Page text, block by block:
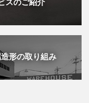
スのご紹介
形の取り組み